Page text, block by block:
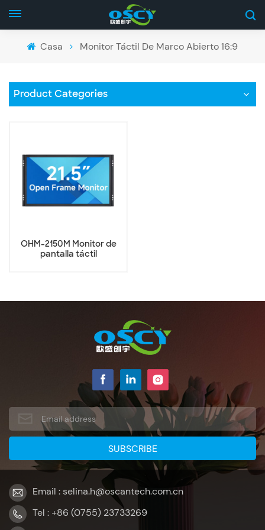
Casa Monitor Táctil De Marco Abierto 16:9
Product Categories
OHM-2150M Monitor de
pantalla táctil
Email : selina.h@oscantech.com.cn
Tel : +86 (0755) 23733269